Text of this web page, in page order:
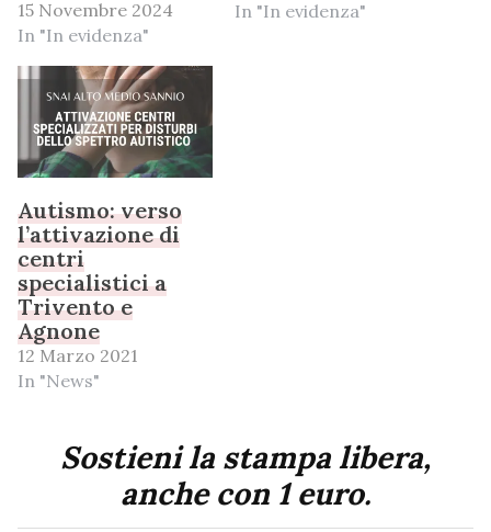
15 Novembre 2024
In "In evidenza"
In "In evidenza"
Autismo: verso
l’attivazione di
centri
specialistici a
Trivento e
Agnone
12 Marzo 2021
In "News"
Sostieni la stampa libera,
anche con 1 euro.